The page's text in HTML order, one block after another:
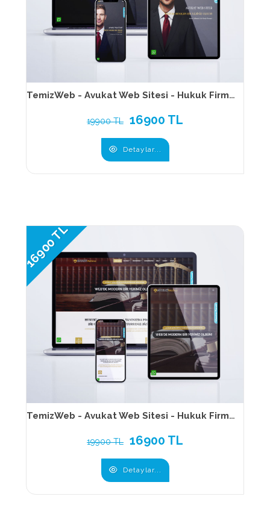
TemizWeb - Avukat Web Sitesi - Hukuk Firması Web Sitesi 175
19900 TL 16900 TL
Detaylar...
16900 TL
TemizWeb - Avukat Web Sitesi - Hukuk Firması Web Sitesi 176
19900 TL 16900 TL
Detaylar...